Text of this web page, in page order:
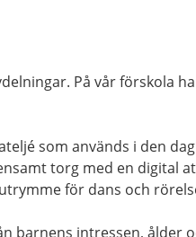
På vår förskola
som används i den
torg med en digital
för dans och
barnens intressen, ålder